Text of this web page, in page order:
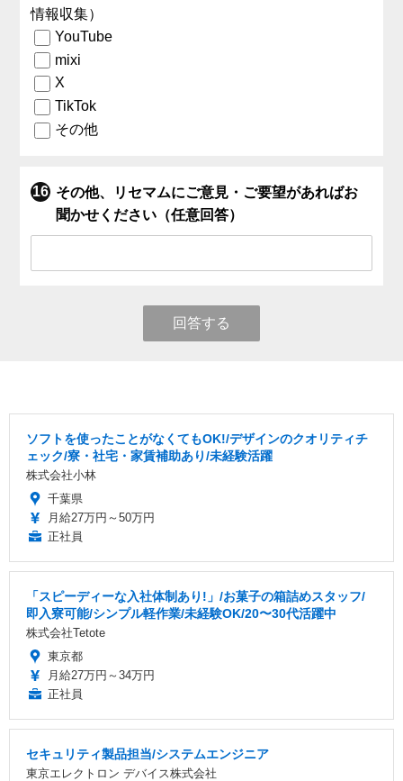
情報収集）
YouTube
mixi
X
TikTok
その他
その他、リセマムにご意見・ご要望があればお
聞かせください（任意回答）
回答する
ソフトを使ったことがなくてもOK!/デザインのクオリティチ
ェック/寮・社宅・家賃補助あり/未経験活躍
株式会社小林
千葉県
月給27万円～50万円
正社員
「スピーディーな入社体制あり!」/お菓子の箱詰めスタッフ/
即入寮可能/シンプル軽作業/未経験OK/20〜30代活躍中
株式会社Tetote
東京都
月給27万円～34万円
正社員
セキュリティ製品担当/システムエンジニア
東京エレクトロン デバイス株式会社